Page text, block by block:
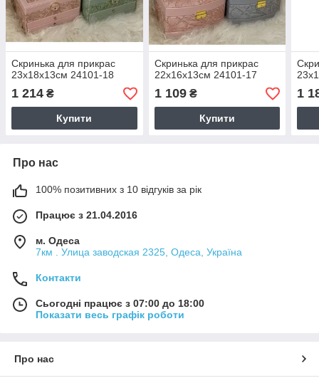
Скринька для прикрас
23х18х13см 24101-18
1 214 ₴
Купити
Скринька для прикрас
22х16х13см 24101-17
1 109₴
Купити
1
Про нас
100% позитивних з 10 відгуків за рік
Працює з 21.04.2016
м. Одеса
7км . Улица заводская 2325, Одеса, Україна
Контакти
Сьогодні працює з 07:00 до 18:00
Показати весь графік роботи
Про нас